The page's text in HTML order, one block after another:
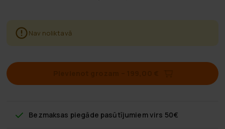
Nav noliktavā
Bezmaksas piegāde pasūtījumiem virs 50€